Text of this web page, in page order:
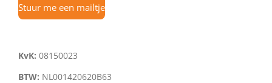
Stuur me een mailtje
KvK: 08150023
BTW: NL001420620B63